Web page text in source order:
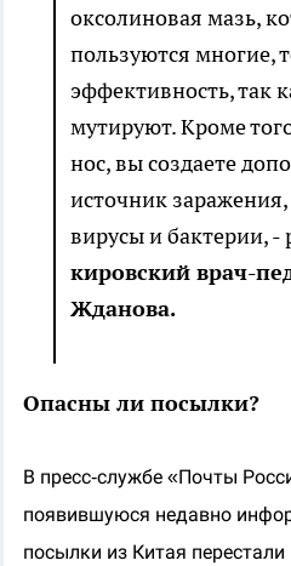
оксолиновая мазь,
пользуются многие,
эффективность, так
мутируют. Кроме
нос, вы создаете
источник заражения,
вирусы и бактерии, -
кировский врач-
Жданова.
Опасны ли посылки?
В пресс-службе «Почты
появившуюся недавно
посылки из Китая перестали